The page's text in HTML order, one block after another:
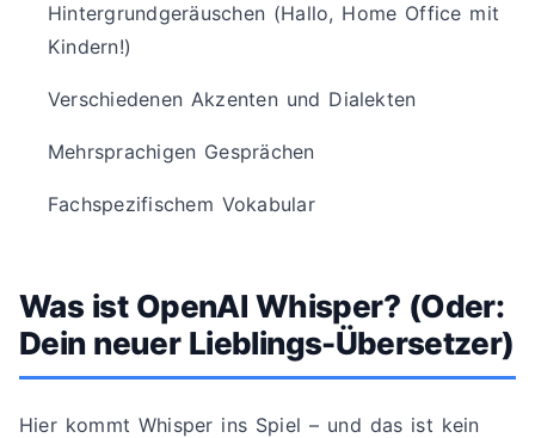
Hintergrundgeräuschen (Hallo, Home Office mit
Kindern!)
Verschiedenen Akzenten und Dialekten
Mehrsprachigen Gesprächen
Fachspezifischem Vokabular
Was ist OpenAI Whisper? (Oder:
Dein neuer Lieblings-Übersetzer)
Hier kommt Whisper ins Spiel – und das ist kein